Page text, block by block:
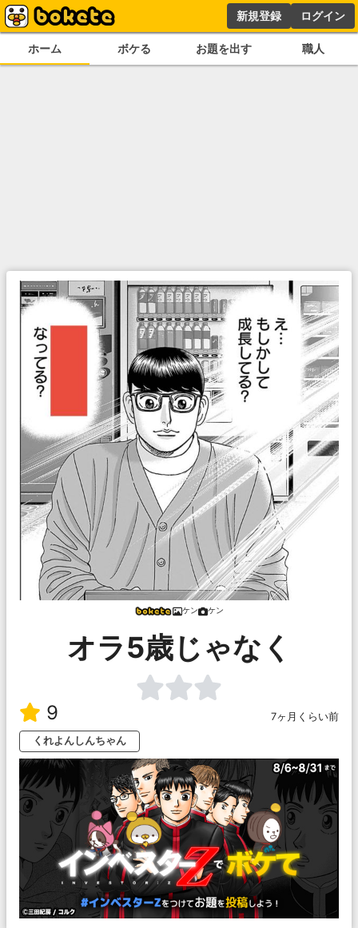
新規登録 ログイン
ホーム ボケる お題を出す 職人
ケン ケン
オラ5歳じゃなく
9
7ヶ月くらい前
くれよんしんちゃん